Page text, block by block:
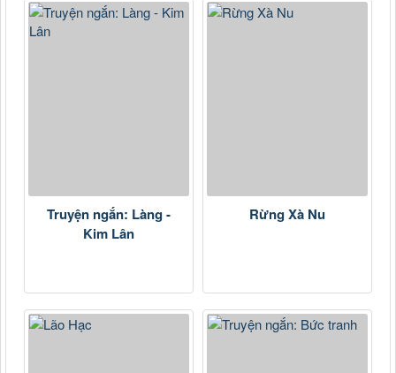
Truyện ngắn: Làng -
Kim Lân
Rừng Xà Nu